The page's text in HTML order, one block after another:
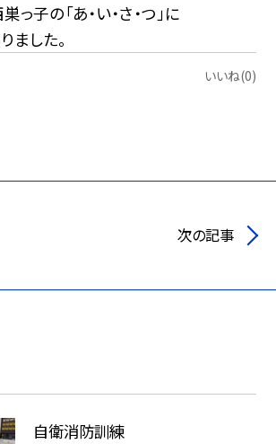
子の「あ・い・さ・つ」に
ました。
いいね(0)
次の記事
自衛消防訓練